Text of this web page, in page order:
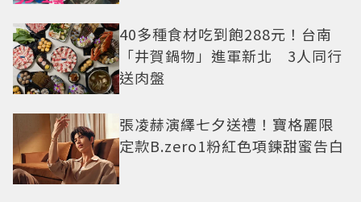
40多種食材吃到飽288元！台南
「井賀鍋物」進軍新北 3人同行
送肉盤
張凌赫演繹七夕送禮！寶格麗限
定款B.zero1粉紅色項鍊甜蜜告白